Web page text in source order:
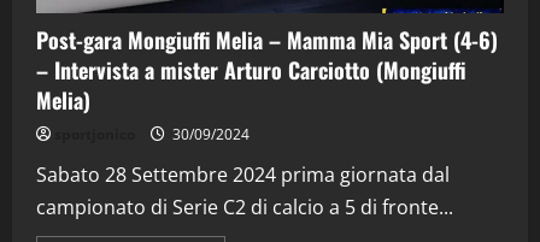
Post-gara Mongiuffi Melia – Mamma Mia Sport (4-6)
– Intervista a mister Arturo Carciotto (Mongiuffi
Melia)
30/09/2024
Sabato 28 Settembre 2024 prima giornata dal
campionato di Serie C2 di calcio a 5 di fronte...
2
“SportEmpire” in Podcast: 29^ Puntata
(Martedi 28 Aprile 2026)
28/04/2026